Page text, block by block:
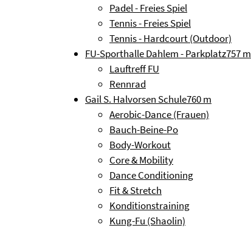
Padel - Freies Spiel
Tennis - Freies Spiel
Tennis - Hardcourt (Outdoor)
FU-Sporthalle Dahlem - Parkplatz757 m
Lauftreff FU
Rennrad
Gail S. Halvorsen Schule760 m
Aerobic-Dance (Frauen)
Bauch-Beine-Po
Body-Workout
Core & Mobility
Dance Conditioning
Fit & Stretch
Konditionstraining
Kung-Fu (Shaolin)